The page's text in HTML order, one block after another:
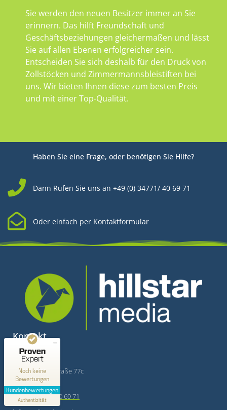
Sie werden den neuen Besitzer immer an Sie
erinnern. Das hilft Freundschaft und
Geschäftsbeziehungen gleichermaßen und lässt
Sie auf allen Ebenen erfolgreicher sein.
Entscheiden Sie sich deshalb für den Druck von
Zollstöcken und Zimmermannsbleistiften bei
uns. Wir bieten Ihnen diese zum besten Preis
und mit einer Top-Qualität.
Haben Sie eine Frage, oder benötigen Sie Hilfe?
Dann Rufen Sie uns an +49 (0) 34771/ 40 69 71
Oder einfach per Kontaktformular
Kontakt
Hillstar Media
Merseburger Straße 77c
06268 Querfurt
+49 (0) 34771/ 40 69 71
Noch keine
Bewertungen
Kundenbewertungen
Authentizität
Kundenbewertungen und Erfahrungen zu
Hillstar Media
MANGELHAFT
0,00 / 5,00
Erfahren Sie mehr über dieses Bewertungssiegel
Profil ansehen